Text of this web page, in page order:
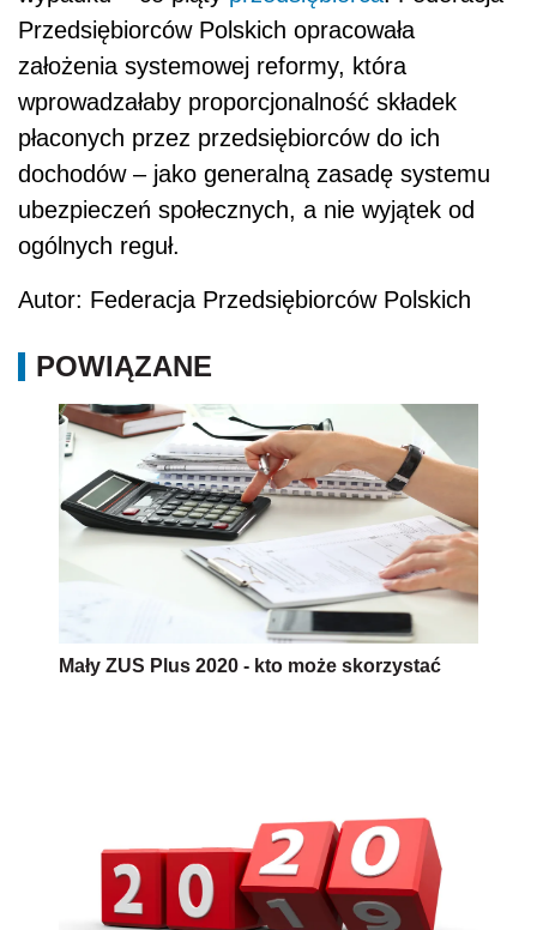
Przedsiębiorców Polskich opracowała
założenia systemowej reformy, która
wprowadzałaby proporcjonalność składek
płaconych przez przedsiębiorców do ich
dochodów – jako generalną zasadę systemu
ubezpieczeń społecznych, a nie wyjątek od
ogólnych reguł.
Autor: Federacja Przedsiębiorców Polskich
POWIĄZANE
Mały ZUS Plus 2020 - kto może skorzystać